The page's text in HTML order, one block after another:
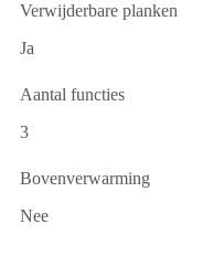
Verwijderbare planken
Ja
Aantal functies
3
Bovenverwarming
Nee